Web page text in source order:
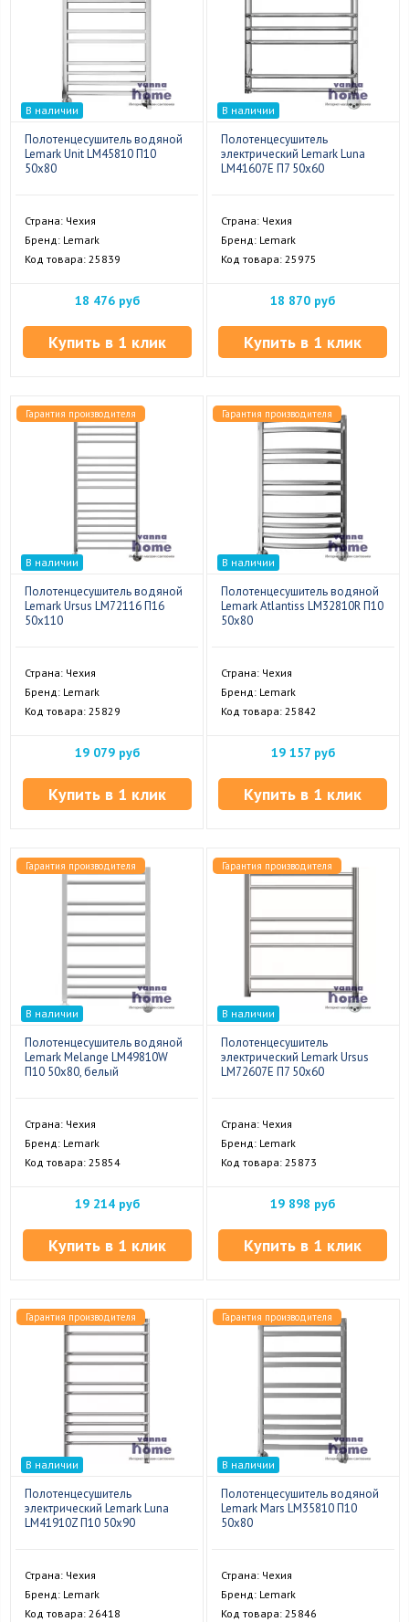
В наличии
Полотенцесушитель водяной
Lemark Unit LM45810 П10
50x80
Страна: Чехия
Бренд: Lemark
Код товара: 25839
18 476 руб
Купить в 1 клик
В наличии
Полотенцесушитель
электрический Lemark Luna
LM41607E П7 50x60
Страна: Чехия
Бренд: Lemark
Код товара: 25975
18 870 руб
Купить в 1 клик
Гарантия производителя
В наличии
Полотенцесушитель водяной
Lemark Ursus LM72116 П16
50x110
Страна: Чехия
Бренд: Lemark
Код товара: 25829
19 079 руб
Купить в 1 клик
Гарантия производителя
В наличии
Полотенцесушитель водяной
Lemark Atlantiss LM32810R П10
50x80
Страна: Чехия
Бренд: Lemark
Код товара: 25842
19 157 руб
Купить в 1 клик
Гарантия производителя
В наличии
Полотенцесушитель водяной
Lemark Melange LM49810W
П10 50x80, белый
Страна: Чехия
Бренд: Lemark
Код товара: 25854
19 214 руб
Купить в 1 клик
Гарантия производителя
В наличии
Полотенцесушитель
электрический Lemark Ursus
LM72607E П7 50x60
Страна: Чехия
Бренд: Lemark
Код товара: 25873
19 898 руб
Купить в 1 клик
Гарантия производителя
В наличии
Полотенцесушитель
электрический Lemark Luna
LM41910Z П10 50x90
Страна: Чехия
Бренд: Lemark
Код товара: 26418
Гарантия производителя
В наличии
Полотенцесушитель водяной
Lemark Mars LM35810 П10
50x80
Страна: Чехия
Бренд: Lemark
Код товара: 25846